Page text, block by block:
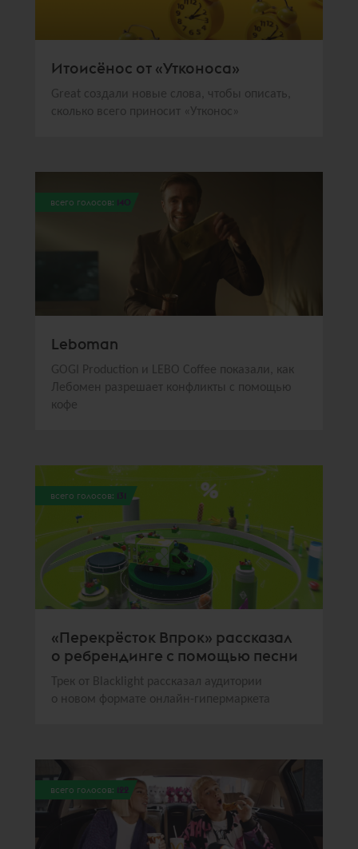
Итоисёнос от «Утконоса»
Great создали новые слова, чтобы описать,
сколько всего приносит «Утконос»
всего голосов: 140
Leboman
GOGI Production и LEBO Coffee показали, как
Лебомен разрешает конфликты с помощью
кофе
всего голосов: 131
«Перекрёсток Впрок» рассказал
о ребрендинге с помощью песни
Трек от Blacklight рассказал аудитории
о новом формате онлайн-гипермаркета
всего голосов: 122